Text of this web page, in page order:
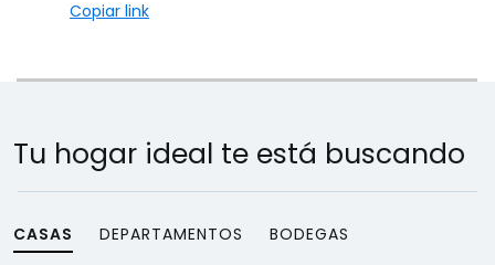
Copiar link
Tu hogar ideal te está buscando
CASAS DEPARTAMENTOS BODEGAS